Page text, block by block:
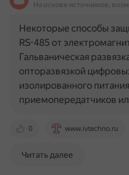
На основе источников,
0 www.ivtechno.ru
Некоторые способы
RS-485 от
Гальваническая
опторазвязкой
изолированного
приемопередатчиков
Читать далее